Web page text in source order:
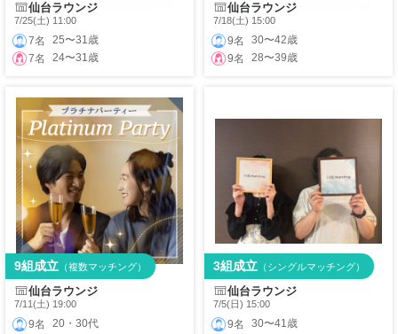
仙台ラウンジ
7/25(土) 11:00
7名
25〜31歳
7名
24〜31歳
仙台ラウンジ
7/18(土) 15:00
9名
30〜42歳
9名
28〜39歳
仙台ラウンジ
7/11(土) 19:00
9名
20・30代
9組成立 （複数マッチング）
仙台ラウンジ
7/5(日) 15:00
9名
30〜41歳
3組成立 （シングルマッチング）